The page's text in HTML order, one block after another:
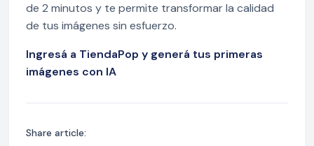
de 2 minutos y te permite transformar la calidad
de tus imágenes sin esfuerzo.
Ingresá a TiendaPop y generá tus primeras
imágenes con IA
Share article: